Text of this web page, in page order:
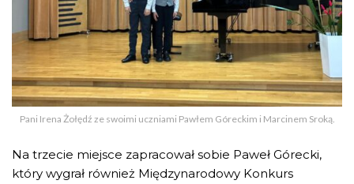
Pani Irena Żołędź ze swoimi uczniami Pawłem Góreckim i Marcinem Sroką.
Na trzecie miejsce zapracował sobie Paweł Górecki,
który wygrał również Międzynarodowy Konkurs